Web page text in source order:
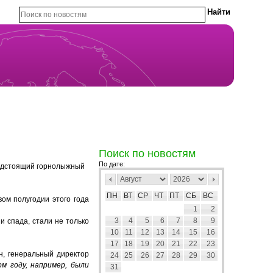
горнолыжный
полугодии этого года
спада, стали не только
директор
году, например, были
Поиск по новостям
По дате:
ПН ВТ СР ЧТ ПТ СБ
ВС
1
2
3
4 5 6 7 8
9
10
11 12 13 14 15
16
17
18 19 20 21 22
23
24
25 26 27 28 29
30
31